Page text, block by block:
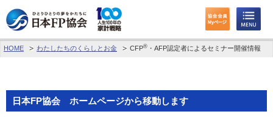
わたしたちのくらしとお金
FP資格取得を目指す
HOME わたしたちのくらしとお金 CFP® ・AFP認定者によるセミナー開催情報
日本FP協会 ホームページから移動します